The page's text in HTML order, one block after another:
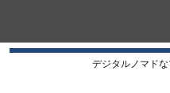
デジタルノマド